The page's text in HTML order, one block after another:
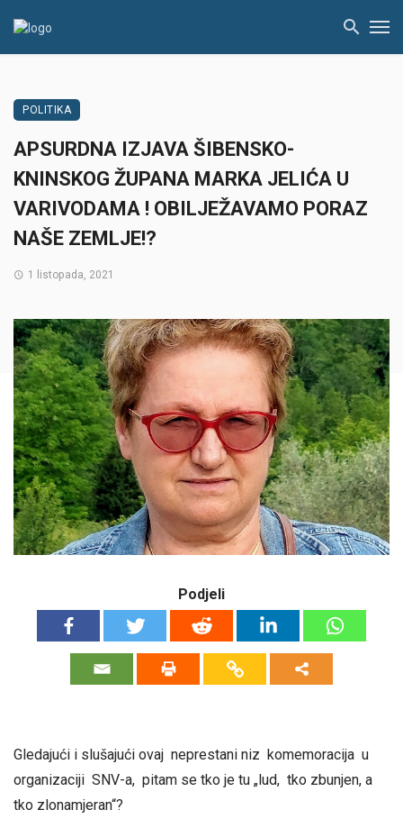
POLITIKA
APSURDNA IZJAVA ŠIBENSKO-
KNINSKOG ŽUPANA MARKA JELIĆA U
VARIVODAMA ! OBILJEŽAVAMO PORAZ
NAŠE ZEMLJE!?
1 listopada, 2021
Podjeli
Gledajući i slušajući ovaj neprestani niz komemoracija u
organizaciji SNV-a, pitam se tko je tu „lud, tko zbunjen, a
tko zlonamjeran“?